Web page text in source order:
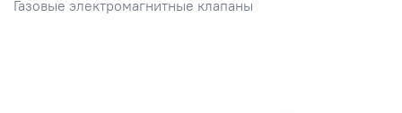
Газовые электромагнитные клапаны